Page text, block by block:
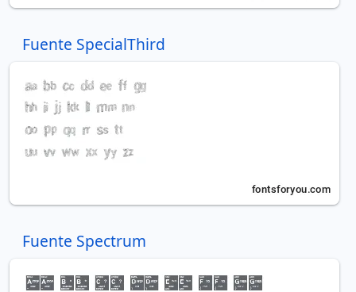
Fuente SpecialThird
Fuente Spectrum